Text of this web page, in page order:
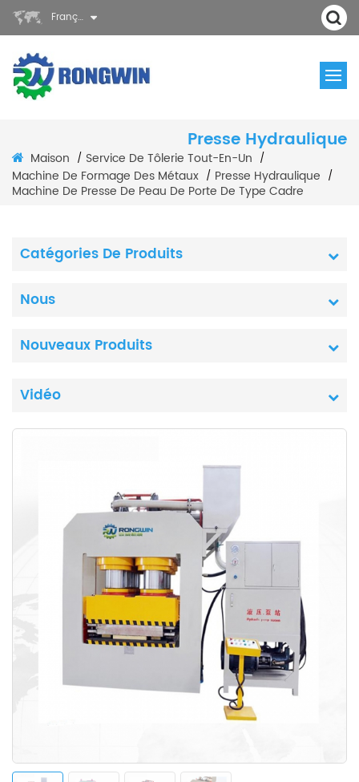
Français
Presse Hydraulique
Maison / Service De Tôlerie Tout-En-Un /
Machine De Formage Des Métaux / Presse Hydraulique /
Machine De Presse De Peau De Porte De Type Cadre
Catégories De Produits
Nous
Nouveaux Produits
Vidéo